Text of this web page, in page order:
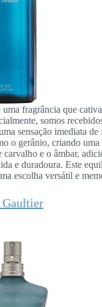
fragrância que
somos
sensação imediata
o gerânio, criando
e o âmbar,
e duradoura. Este
escolha versátil e
Gaultier